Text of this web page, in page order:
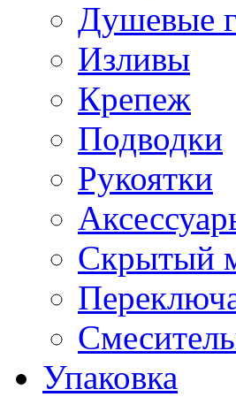
Душевые
Изливы
Крепеж
Подводки
Рукоятки
Скрытый
Упаковка